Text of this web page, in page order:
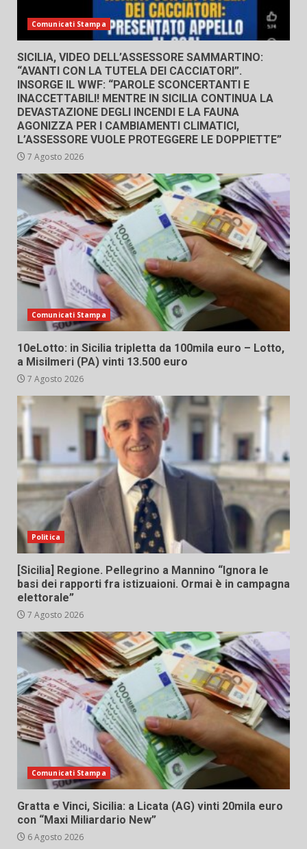
Comunicati Stampa
SICILIA, VIDEO DELL’ASSESSORE SAMMARTINO:
“AVANTI CON LA TUTELA DEI CACCIATORI”.
INSORGE IL WWF: “PAROLE SCONCERTANTI E
INACCETTABILI! MENTRE IN SICILIA CONTINUA LA
DEVASTAZIONE DEGLI INCENDI E LA FAUNA
AGONIZZA PER I CAMBIAMENTI CLIMATICI,
L’ASSESSORE VUOLE PROTEGGERE LE DOPPIETTE”
7 Agosto 2026
Comunicati Stampa
10eLotto: in Sicilia tripletta da 100mila euro – Lotto,
a Misilmeri (PA) vinti 13.500 euro
7 Agosto 2026
Politica
[Sicilia] Regione. Pellegrino a Mannino “Ignora le
basi dei rapporti fra istizuaioni. Ormai è in campagna
elettorale”
7 Agosto 2026
Comunicati Stampa
Gratta e Vinci, Sicilia: a Licata (AG) vinti 20mila euro
con “Maxi Miliardario New”
6 Agosto 2026